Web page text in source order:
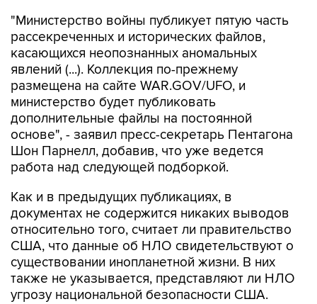
"Министерство войны публикует пятую часть
рассекреченных и исторических файлов,
касающихся неопознанных аномальных
явлений (...). Коллекция по-прежнему
размещена на сайте WAR.GOV/UFO, и
министерство будет публиковать
дополнительные файлы на постоянной
основе", - заявил пресс-секретарь Пентагона
Шон Парнелл, добавив, что уже ведется
работа над следующей подборкой.
Как и в предыдущих публикациях, в
документах не содержится никаких выводов
относительно того, считает ли правительство
США, что данные об НЛО свидетельствуют о
существовании инопланетной жизни. В них
также не указывается, представляют ли НЛО
угрозу национальной безопасности США.